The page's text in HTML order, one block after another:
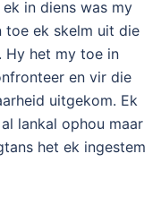
in diens was my
toe ek skelm uit die
Hy het my toe in
en vir die
uitgekom. Ek
lankal ophou maar
het ek ingestem